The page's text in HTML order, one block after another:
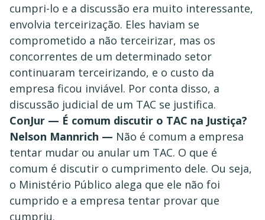
cumpri-lo e a discussão era muito interessante,
envolvia terceirização. Eles haviam se
comprometido a não terceirizar, mas os
concorrentes de um determinado setor
continuaram terceirizando, e o custo da
empresa ficou inviável. Por conta disso, a
discussão judicial de um TAC se justifica.
ConJur — É comum discutir o TAC na Justiça?
Nelson Mannrich — Não é comum a empresa
tentar mudar ou anular um TAC. O que é
comum é discutir o cumprimento dele. Ou seja,
o Ministério Público alega que ele não foi
cumprido e a empresa tentar provar que
cumpriu.